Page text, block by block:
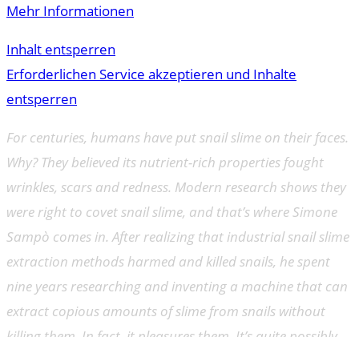
Mehr Informationen
Inhalt entsperren
Erforderlichen Service akzeptieren und Inhalte
entsperren
For centuries, humans have put snail slime on their faces.
Why? They believed its nutrient-rich properties fought
wrinkles, scars and redness. Modern research shows they
were right to covet snail slime, and that’s where Simone
Sampò comes in. After realizing that industrial snail slime
extraction methods harmed and killed snails, he spent
nine years researching and inventing a machine that can
extract copious amounts of slime from snails without